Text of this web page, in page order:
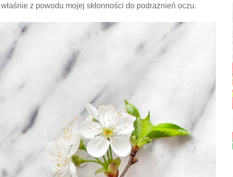
z powodu mojej skłonności do podrażnień oczu.